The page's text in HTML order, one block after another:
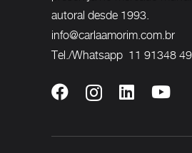
autoral desde 1993.
info@carlaamorim.com.br
Tel./Whatsapp 11 91348